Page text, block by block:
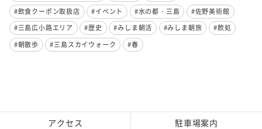
#飲食クーポン取扱店
#イベント #水の都・三島
#佐野美術館
#三島広小路エリア
#歴史 #みしま朝活 #みしま朝旅
#飲処
#朝散歩
#三島スカイウォーク #春
アクセス
駐車場案内